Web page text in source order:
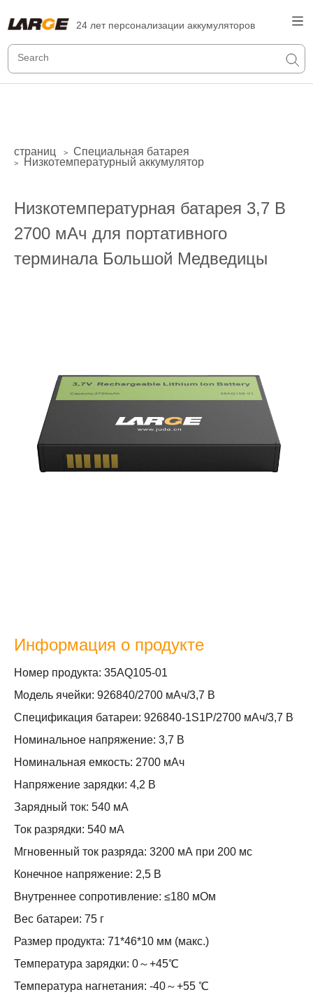
24 лет персонализации аккумуляторов
страниц > Специальная батарея
> Низкотемпературный аккумулятор
Низкотемпературная батарея 3,7 В
2700 мАч для портативного
терминала Большой Медведицы
Информация о продукте
Номер продукта: 35AQ105-01
Модель ячейки: 926840/2700 мАч/3,7 В
Спецификация батареи: 926840-1S1P/2700 мАч/3,7 В
Номинальное напряжение: 3,7 В
Номинальная емкость: 2700 мАч
Напряжение зарядки: 4,2 В
Зарядный ток: 540 мА
Ток разрядки: 540 мА
Мгновенный ток разряда: 3200 мА при 200 мс
Конечное напряжение: 2,5 В
Внутреннее сопротивление: ≤180 мОм
Вес батареи: 75 г
Размер продукта: 71*46*10 мм (макс.)
Температура зарядки: 0～+45℃
Температура нагнетания: -40～+55 ℃